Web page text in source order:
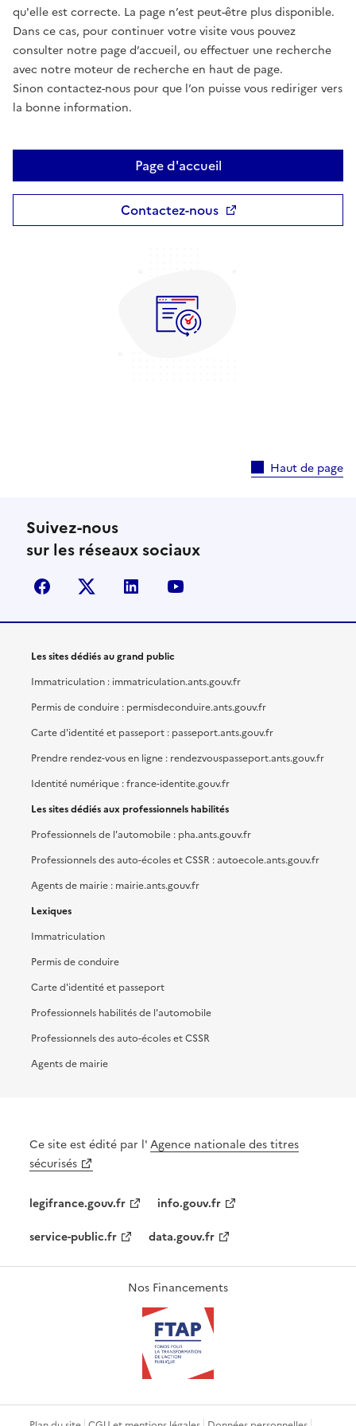
qu'elle est correcte. La page n’est peut-être plus disponible.
Dans ce cas, pour continuer votre visite vous pouvez
consulter notre page d’accueil, ou effectuer une recherche
avec notre moteur de recherche en haut de page.
Sinon contactez-nous pour que l’on puisse vous rediriger vers
la bonne information.
Page d'accueil
Contactez-nous
Haut de page
Suivez-nous
sur les réseaux sociaux
facebook X (anciennement Twitter)
linkedin
Les sites dédiés au grand public
Immatriculation : immatriculation.ants.gouv.fr
Permis de conduire : permisdeconduire.ants.gouv.fr
Carte d'identité et passeport : passeport.ants.gouv.fr
Prendre rendez-vous en ligne : rendezvouspasseport.ants.gouv.fr
Identité numérique : france-identite.gouv.fr
Les sites dédiés aux professionnels habilités
Professionnels de l'automobile : pha.ants.gouv.fr
Professionnels des auto-écoles et CSSR : autoecole.ants.gouv.fr
Agents de mairie : mairie.ants.gouv.fr
Lexiques
Immatriculation
Permis de conduire
Carte d'identité et passeport
Professionnels habilités de l'automobile
Professionnels des auto-écoles et CSSR
Agents de mairie
Ce site est édité par l'Agence nationale des titres
sécurisés
legifrance.gouv.fr
info.gouv.fr
service-public.fr
data.gouv.fr
Nos Financements